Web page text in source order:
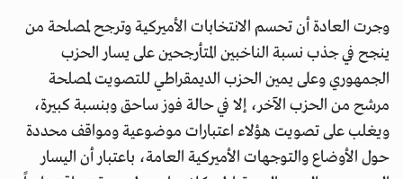
وجرت العادة أن تحسم الانتخابات الأميركية وترجح لمصلحة من
ينجح في جذب نسبة الناخبين المتأرجحين على يسار الحزب
الجمهوري وعلى يمين الحزب الديمقراطي للتصويت لمصلحة
مرشح من الحزب الآخر، إلا في حالة فوز ساحق وبنسبة كبيرة،
ويغلب على تصويت هؤلاء اعتبارات موضوعية ومواقف محددة
حول الأوضاع والتوجهات الأميركية العامة، باعتبار أن اليسار